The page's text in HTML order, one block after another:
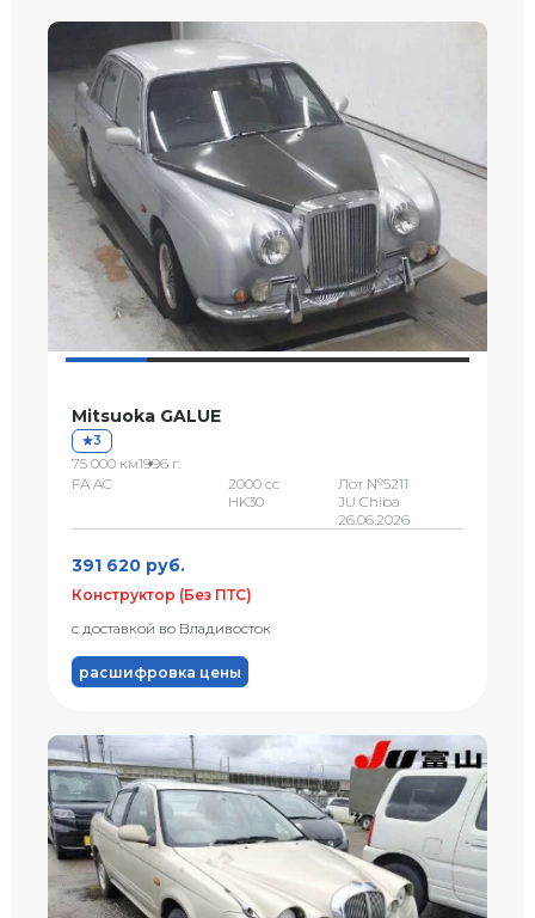
Mitsuoka GALUE
3
75 000 км1996 г.
FA AC
2000 сс
HK30
Лот №5211
JU Chiba
26.06.2026
391 620 руб.
Конструктор (Без ПТС)
с доставкой во Владивосток
расшифровка цены